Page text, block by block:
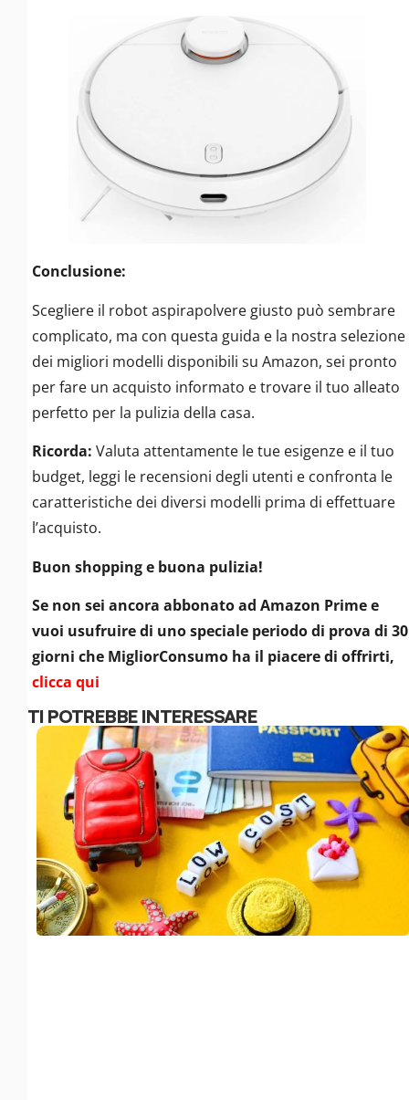
Conclusione:
Scegliere il robot aspirapolvere giusto può sembrare
complicato, ma con questa guida e la nostra selezione
dei migliori modelli disponibili su Amazon, sei pronto
per fare un acquisto informato e trovare il tuo alleato
perfetto per la pulizia della casa.
Ricorda: Valuta attentamente le tue esigenze e il tuo
budget, leggi le recensioni degli utenti e confronta le
caratteristiche dei diversi modelli prima di effettuare
l’acquisto.
Buon shopping e buona pulizia!
Se non sei ancora abbonato ad Amazon Prime e
vuoi usufruire di uno speciale periodo di prova di 30
giorni che MigliorConsumo ha il piacere di offrirti,
clicca qui
TI POTREBBE INTERESSARE